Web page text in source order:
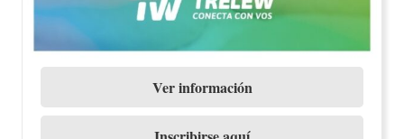
Ver información